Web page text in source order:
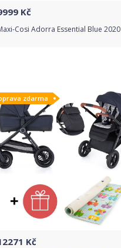
Kč
Cosi Adorra Essential Blue 2020
Detail produktu
zdarma
Kč